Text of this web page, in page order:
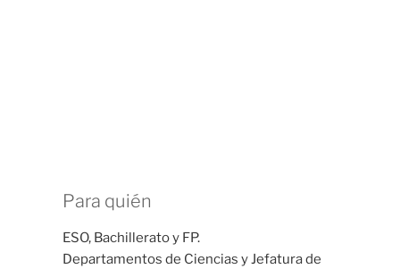
Para quién
ESO, Bachillerato y FP.
Departamentos de Ciencias y Jefatura de